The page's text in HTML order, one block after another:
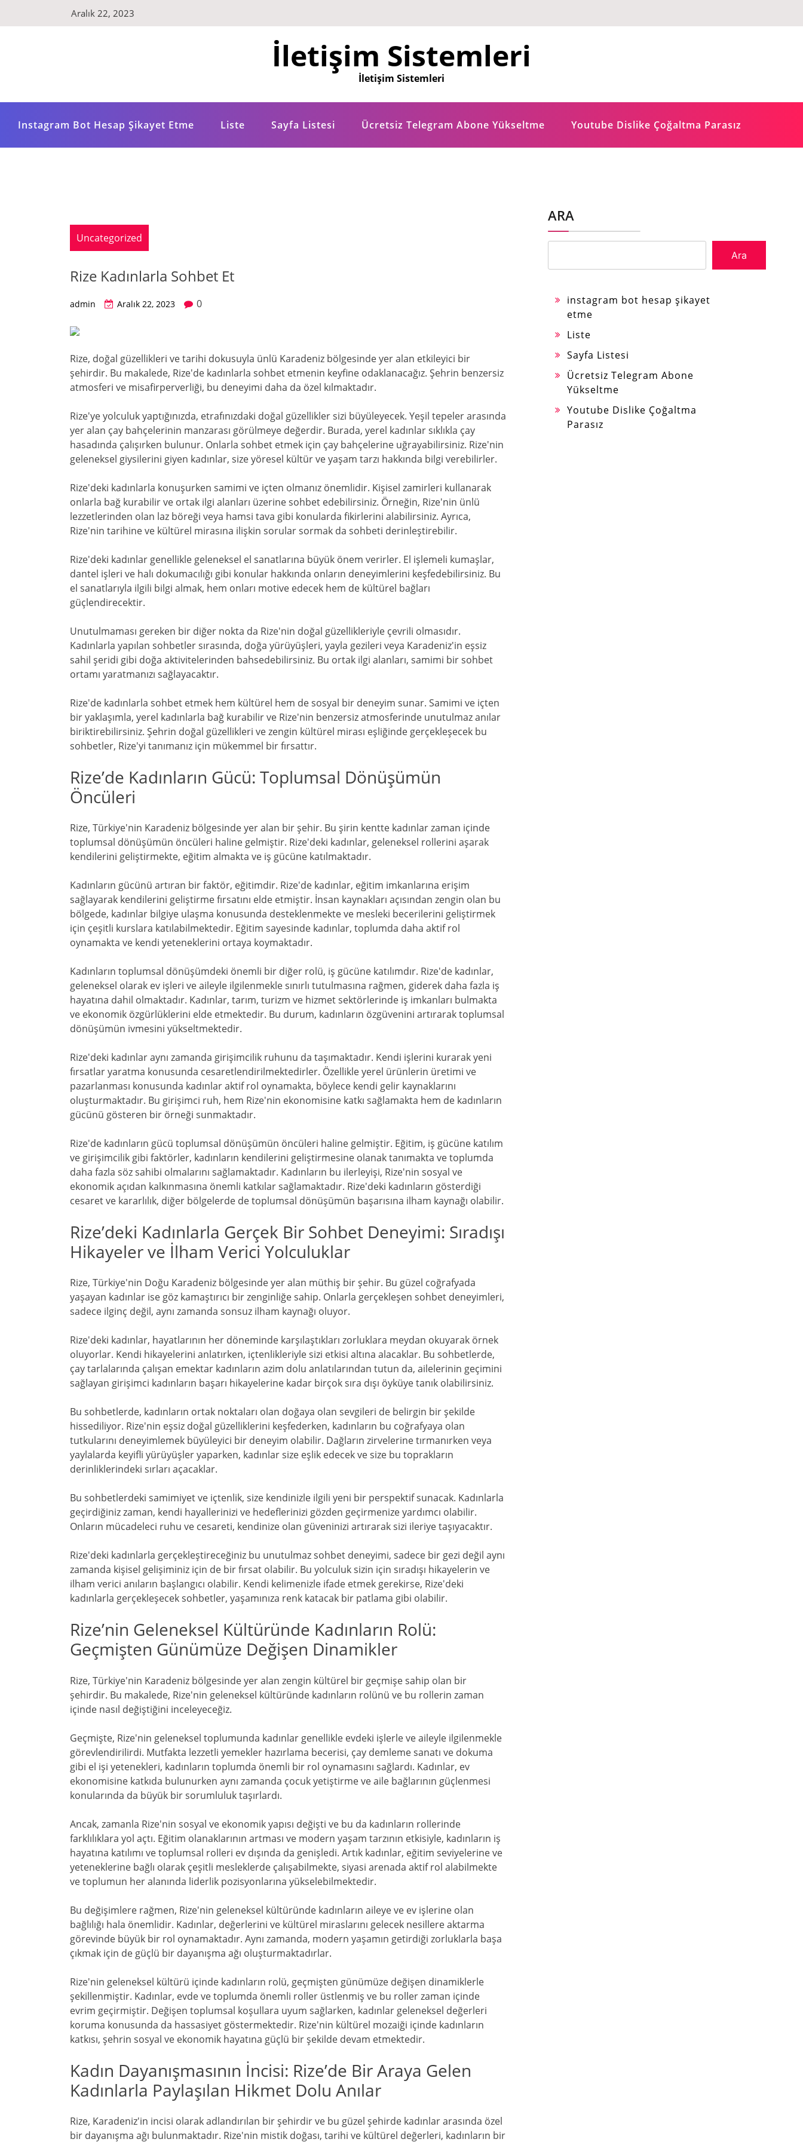
Aralık 22, 2023
İletişim Sistemleri
İletişim Sistemleri
Instagram Bot Hesap Şikayet Etme Liste Sayfa Listesi Ücretsiz Telegram Abone Yükseltme Youtube Dislike Çoğaltma Parasız
Uncategorized
Rize Kadınlarla Sohbet Et
admin Aralık 22, 2023 0
Rize, doğal güzellikleri ve tarihi dokusuyla ünlü Karadeniz bölgesinde yer alan etkileyici bir
şehirdir. Bu makalede, Rize'de kadınlarla sohbet etmenin keyfine odaklanacağız. Şehrin benzersiz
atmosferi ve misafirperverliği, bu deneyimi daha da özel kılmaktadır.
Rize'ye yolculuk yaptığınızda, etrafınızdaki doğal güzellikler sizi büyüleyecek. Yeşil tepeler arasında
yer alan çay bahçelerinin manzarası görülmeye değerdir. Burada, yerel kadınlar sıklıkla çay
hasadında çalışırken bulunur. Onlarla sohbet etmek için çay bahçelerine uğrayabilirsiniz. Rize'nin
geleneksel giysilerini giyen kadınlar, size yöresel kültür ve yaşam tarzı hakkında bilgi verebilirler.
Rize'deki kadınlarla konuşurken samimi ve içten olmanız önemlidir. Kişisel zamirleri kullanarak
onlarla bağ kurabilir ve ortak ilgi alanları üzerine sohbet edebilirsiniz. Örneğin, Rize'nin ünlü
lezzetlerinden olan laz böreği veya hamsi tava gibi konularda fikirlerini alabilirsiniz. Ayrıca,
Rize'nin tarihine ve kültürel mirasına ilişkin sorular sormak da sohbeti derinleştirebilir.
Rize'deki kadınlar genellikle geleneksel el sanatlarına büyük önem verirler. El işlemeli kumaşlar,
dantel işleri ve halı dokumacılığı gibi konular hakkında onların deneyimlerini keşfedebilirsiniz. Bu
el sanatlarıyla ilgili bilgi almak, hem onları motive edecek hem de kültürel bağları
güçlendirecektir.
Unutulmaması gereken bir diğer nokta da Rize'nin doğal güzellikleriyle çevrili olmasıdır.
Kadınlarla yapılan sohbetler sırasında, doğa yürüyüşleri, yayla gezileri veya Karadeniz'in eşsiz
sahil şeridi gibi doğa aktivitelerinden bahsedebilirsiniz. Bu ortak ilgi alanları, samimi bir sohbet
ortamı yaratmanızı sağlayacaktır.
Rize'de kadınlarla sohbet etmek hem kültürel hem de sosyal bir deneyim sunar. Samimi ve içten
bir yaklaşımla, yerel kadınlarla bağ kurabilir ve Rize'nin benzersiz atmosferinde unutulmaz anılar
biriktirebilirsiniz. Şehrin doğal güzellikleri ve zengin kültürel mirası eşliğinde gerçekleşecek bu
sohbetler, Rize'yi tanımanız için mükemmel bir fırsattır.
Rize’de Kadınların Gücü: Toplumsal Dönüşümün
Öncüleri
Rize, Türkiye'nin Karadeniz bölgesinde yer alan bir şehir. Bu şirin kentte kadınlar zaman içinde
toplumsal dönüşümün öncüleri haline gelmiştir. Rize'deki kadınlar, geleneksel rollerini aşarak
kendilerini geliştirmekte, eğitim almakta ve iş gücüne katılmaktadır.
Kadınların gücünü artıran bir faktör, eğitimdir. Rize'de kadınlar, eğitim imkanlarına erişim
sağlayarak kendilerini geliştirme fırsatını elde etmiştir. İnsan kaynakları açısından zengin olan bu
bölgede, kadınlar bilgiye ulaşma konusunda desteklenmekte ve mesleki becerilerini geliştirmek
için çeşitli kurslara katılabilmektedir. Eğitim sayesinde kadınlar, toplumda daha aktif rol
oynamakta ve kendi yeteneklerini ortaya koymaktadır.
Kadınların toplumsal dönüşümdeki önemli bir diğer rolü, iş gücüne katılımdır. Rize'de kadınlar,
geleneksel olarak ev işleri ve aileyle ilgilenmekle sınırlı tutulmasına rağmen, giderek daha fazla iş
hayatına dahil olmaktadır. Kadınlar, tarım, turizm ve hizmet sektörlerinde iş imkanları bulmakta
ve ekonomik özgürlüklerini elde etmektedir. Bu durum, kadınların özgüvenini artırarak toplumsal
dönüşümün ivmesini yükseltmektedir.
Rize'deki kadınlar aynı zamanda girişimcilik ruhunu da taşımaktadır. Kendi işlerini kurarak yeni
fırsatlar yaratma konusunda cesaretlendirilmektedirler. Özellikle yerel ürünlerin üretimi ve
pazarlanması konusunda kadınlar aktif rol oynamakta, böylece kendi gelir kaynaklarını
oluşturmaktadır. Bu girişimci ruh, hem Rize'nin ekonomisine katkı sağlamakta hem de kadınların
gücünü gösteren bir örneği sunmaktadır.
Rize'de kadınların gücü toplumsal dönüşümün öncüleri haline gelmiştir. Eğitim, iş gücüne katılım
ve girişimcilik gibi faktörler, kadınların kendilerini geliştirmesine olanak tanımakta ve toplumda
daha fazla söz sahibi olmalarını sağlamaktadır. Kadınların bu ilerleyişi, Rize'nin sosyal ve
ekonomik açıdan kalkınmasına önemli katkılar sağlamaktadır. Rize'deki kadınların gösterdiği
cesaret ve kararlılık, diğer bölgelerde de toplumsal dönüşümün başarısına ilham kaynağı olabilir.
Rize’deki Kadınlarla Gerçek Bir Sohbet Deneyimi: Sıradışı
Hikayeler ve İlham Verici Yolculuklar
Rize, Türkiye'nin Doğu Karadeniz bölgesinde yer alan müthiş bir şehir. Bu güzel coğrafyada
yaşayan kadınlar ise göz kamaştırıcı bir zenginliğe sahip. Onlarla gerçekleşen sohbet deneyimleri,
sadece ilginç değil, aynı zamanda sonsuz ilham kaynağı oluyor.
Rize'deki kadınlar, hayatlarının her döneminde karşılaştıkları zorluklara meydan okuyarak örnek
oluyorlar. Kendi hikayelerini anlatırken, içtenlikleriyle sizi etkisi altına alacaklar. Bu sohbetlerde,
çay tarlalarında çalışan emektar kadınların azim dolu anlatılarından tutun da, ailelerinin geçimini
sağlayan girişimci kadınların başarı hikayelerine kadar birçok sıra dışı öyküye tanık olabilirsiniz.
Bu sohbetlerde, kadınların ortak noktaları olan doğaya olan sevgileri de belirgin bir şekilde
hissediliyor. Rize'nin eşsiz doğal güzelliklerini keşfederken, kadınların bu coğrafyaya olan
tutkularını deneyimlemek büyüleyici bir deneyim olabilir. Dağların zirvelerine tırmanırken veya
yaylalarda keyifli yürüyüşler yaparken, kadınlar size eşlik edecek ve size bu toprakların
derinliklerindeki sırları açacaklar.
Bu sohbetlerdeki samimiyet ve içtenlik, size kendinizle ilgili yeni bir perspektif sunacak. Kadınlarla
geçirdiğiniz zaman, kendi hayallerinizi ve hedeflerinizi gözden geçirmenize yardımcı olabilir.
Onların mücadeleci ruhu ve cesareti, kendinize olan güveninizi artırarak sizi ileriye taşıyacaktır.
Rize'deki kadınlarla gerçekleştireceğiniz bu unutulmaz sohbet deneyimi, sadece bir gezi değil aynı
zamanda kişisel gelişiminiz için de bir fırsat olabilir. Bu yolculuk sizin için sıradışı hikayelerin ve
ilham verici anıların başlangıcı olabilir. Kendi kelimenizle ifade etmek gerekirse, Rize'deki
kadınlarla gerçekleşecek sohbetler, yaşamınıza renk katacak bir patlama gibi olabilir.
Rize’nin Geleneksel Kültüründe Kadınların Rolü:
Geçmişten Günümüze Değişen Dinamikler
Rize, Türkiye'nin Karadeniz bölgesinde yer alan zengin kültürel bir geçmişe sahip olan bir
şehirdir. Bu makalede, Rize'nin geleneksel kültüründe kadınların rolünü ve bu rollerin zaman
içinde nasıl değiştiğini inceleyeceğiz.
Geçmişte, Rize'nin geleneksel toplumunda kadınlar genellikle evdeki işlerle ve aileyle ilgilenmekle
görevlendirilirdi. Mutfakta lezzetli yemekler hazırlama becerisi, çay demleme sanatı ve dokuma
gibi el işi yetenekleri, kadınların toplumda önemli bir rol oynamasını sağlardı. Kadınlar, ev
ekonomisine katkıda bulunurken aynı zamanda çocuk yetiştirme ve aile bağlarının güçlenmesi
konularında da büyük bir sorumluluk taşırlardı.
Ancak, zamanla Rize'nin sosyal ve ekonomik yapısı değişti ve bu da kadınların rollerinde
farklılıklara yol açtı. Eğitim olanaklarının artması ve modern yaşam tarzının etkisiyle, kadınların iş
hayatına katılımı ve toplumsal rolleri ev dışında da genişledi. Artık kadınlar, eğitim seviyelerine ve
yeteneklerine bağlı olarak çeşitli mesleklerde çalışabilmekte, siyasi arenada aktif rol alabilmekte
ve toplumun her alanında liderlik pozisyonlarına yükselebilmektedir.
Bu değişimlere rağmen, Rize'nin geleneksel kültüründe kadınların aileye ve ev işlerine olan
bağlılığı hala önemlidir. Kadınlar, değerlerini ve kültürel miraslarını gelecek nesillere aktarma
görevinde büyük bir rol oynamaktadır. Aynı zamanda, modern yaşamın getirdiği zorluklarla başa
çıkmak için de güçlü bir dayanışma ağı oluşturmaktadırlar.
Rize'nin geleneksel kültürü içinde kadınların rolü, geçmişten günümüze değişen dinamiklerle
şekillenmiştir. Kadınlar, evde ve toplumda önemli roller üstlenmiş ve bu roller zaman içinde
evrim geçirmiştir. Değişen toplumsal koşullara uyum sağlarken, kadınlar geleneksel değerleri
koruma konusunda da hassasiyet göstermektedir. Rize'nin kültürel mozaiği içinde kadınların
katkısı, şehrin sosyal ve ekonomik hayatına güçlü bir şekilde devam etmektedir.
Kadın Dayanışmasının İncisi: Rize’de Bir Araya Gelen
Kadınlarla Paylaşılan Hikmet Dolu Anılar
Rize, Karadeniz'in incisi olarak adlandırılan bir şehirdir ve bu güzel şehirde kadınlar arasında özel
bir dayanışma ağı bulunmaktadır. Rize'nin mistik doğası, tarihi ve kültürel değerleri, kadınların bir
ARA
Ara
instagram bot hesap şikayet
etme
Liste
Sayfa Listesi
Ücretsiz Telegram Abone
Yükseltme
Youtube Dislike Çoğaltma
Parasız